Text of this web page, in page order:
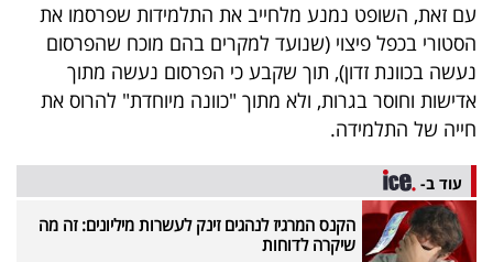
עם זאת, השופט נמנע מלחייב את התלמידות שפרסמו את
הסטורי בכפל פיצוי (שנועד למקרים בהם מוכח שהפרסום
נעשה בכוונת זדון), תוך שקבע כי הפרסום נעשה מתוך
אדישות וחוסר בגרות, ולא מתוך "כוונה מיוחדת" להרוס את
חייה של התלמידה.
עוד ב-
הקנס המרגיז לנהגים זינק לעשרות מיליונים: זה מה
שיקרה לדוחות